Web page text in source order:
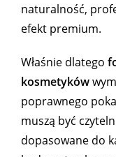
naturalność,
efekt premium.
Właśnie dlatego
kosmetyków
poprawnego
muszą być
dopasowane do